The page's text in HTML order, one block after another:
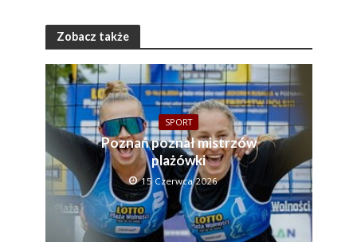
Zobacz także
SPORT
Poznań poznał mistrzów
plażówki
15 Czerwca 2026